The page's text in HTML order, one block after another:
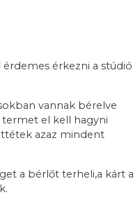
érdemes érkezni a stúdió
vannak bérelve
el kell hagyni
azaz mindent
a bérlőt terheli,a kárt a